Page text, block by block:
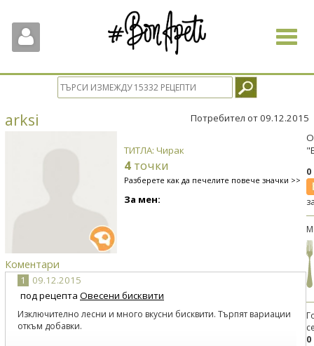
Toggle
arksi Потребител от 09.12.2015
ТИТЛА: Чирак
4 точки
Разберете как да печелите повече значки >>
За мен:
Коментари
1
09.12.2015
под рецепта Овесени бисквити
Изключително лесни и много вкусни бисквити. Търпят вариации
откъм добавки.
0